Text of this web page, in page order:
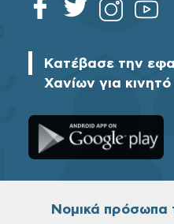
Κατέβασε την
Χανίων για κινητό
Νομικά πρόσωπα